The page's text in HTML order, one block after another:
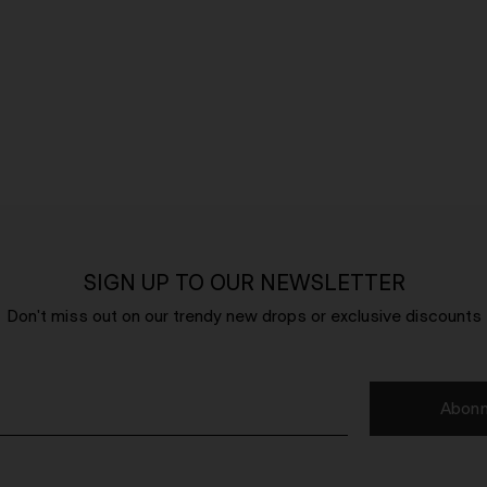
SIGN UP TO OUR NEWSLETTER
Don't miss out on our trendy new drops or exclusive discounts